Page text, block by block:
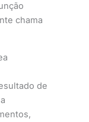
chama
de